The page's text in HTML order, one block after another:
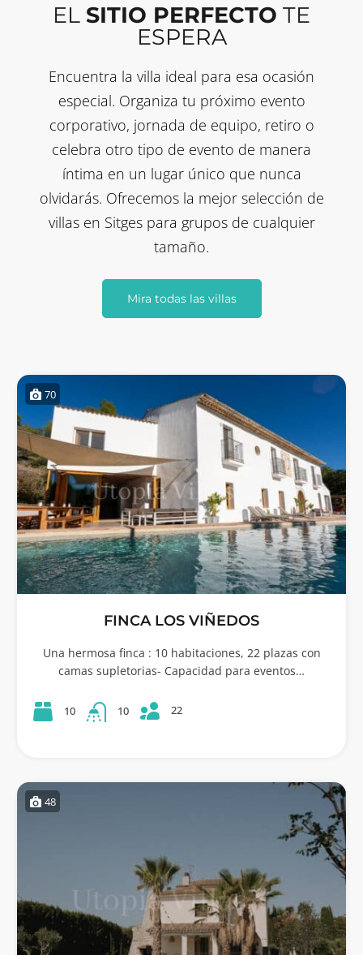
EL SITIO PERFECTO TE
ESPERA
Encuentra la villa ideal para esa ocasión
especial. Organiza tu próximo evento
corporativo, jornada de equipo, retiro o
celebra otro tipo de evento de manera
íntima en un lugar único que nunca
olvidarás. Ofrecemos la mejor selección de
villas en Sitges para grupos de cualquier
tamaño.
Mira todas las villas
70
FINCA LOS VIÑEDOS
Una hermosa finca : 10 habitaciones, 22 plazas con
camas supletorias- Capacidad para eventos…
10 10 22
48